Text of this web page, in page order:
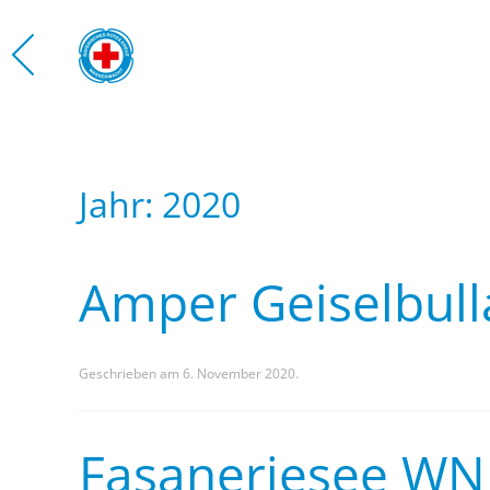
Zum Hauptinhalt springen
Jahr: 2020
Amper
Geschrieben am 6. November 2020.
Fasaneriesee